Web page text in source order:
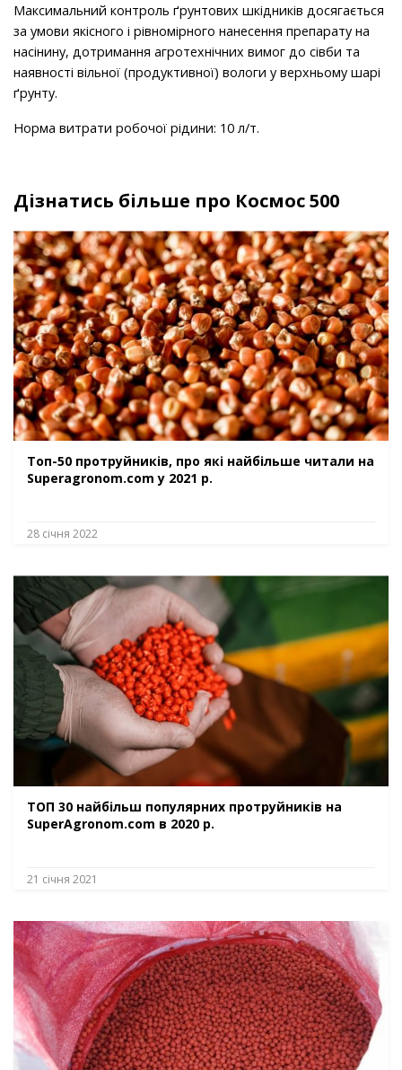
Максимальний контроль ґрунтових шкідників досягається
за умови якісного і рівномірного нанесення препарату на
насінину, дотримання агротехнічних вимог до сівби та
наявності вільної (продуктивної) вологи у верхньому шарі
ґрунту.
Норма витрати робочої рідини: 10 л/т.
Дізнатись більше про Космос 500
Топ-50 протруйників, про які найбільше читали на
Superagronom.com у 2021 р.
28 січня 2022
ТОП 30 найбільш популярних протруйників на
SuperAgronom.com в 2020 р.
21 січня 2021